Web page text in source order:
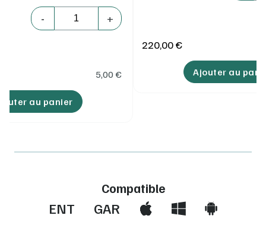
-
Quantité
+
5,00 €
au panier
220,00 €
Ajouter au
Compatible
ENT GAR